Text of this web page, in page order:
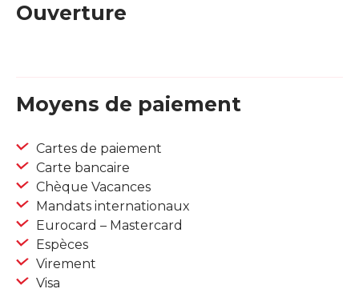
Ouverture
Moyens de paiement
Cartes de paiement
Carte bancaire
Chèque Vacances
Mandats internationaux
Eurocard – Mastercard
Espèces
Virement
Visa